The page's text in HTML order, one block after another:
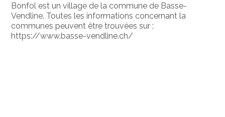
Bonfol est un village de la commune de Basse-
Vendline. Toutes les informations concernant la
communes peuvent être trouvées sur :
https://www.basse-vendline.ch/